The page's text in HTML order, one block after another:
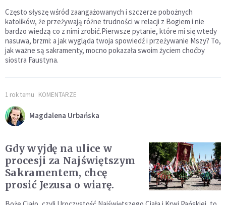
Często słyszę wśród zaangażowanych i szczerze pobożnych
katolików, że przeżywają różne trudności w relacji z Bogiem i nie
bardzo wiedzą co z nimi zrobić.Pierwsze pytanie, które mi się wtedy
nasuwa, brzmi: a jak wygląda twoja spowiedź i przeżywanie Mszy? To,
jak ważne są sakramenty, mocno pokazała swoim życiem choćby
siostra Faustyna.
1 rok temu KOMENTARZE
Magdalena Urbańska
Gdy wyjdę na ulice w
procesji za Najświętszym
Sakramentem, chcę
prosić Jezusa o wiarę.